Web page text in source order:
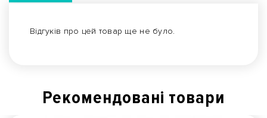
Відгуків про цей товар ще не було.
Рекомендованi товари